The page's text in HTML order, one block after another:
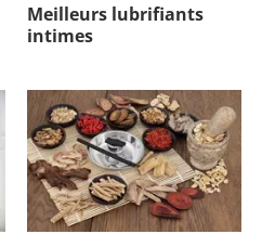
Meilleurs lubrifiants
intimes